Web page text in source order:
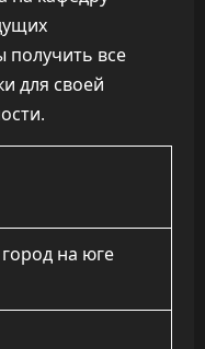
получить все
для своей
на юге